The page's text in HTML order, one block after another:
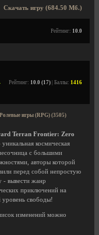
Скачать игру (684.50 Мб.)
Рейтинг: 10.0
Рейтинг: 10.0 (17) | Баллы: 1416
Ролевые игры (RPG) (3505)
Terran Frontier: Zero
уникальная космическая
с большими
авторы которой
перед собой непростую
- вывести жанр
приключений на
уровень свободы!
изменений можно